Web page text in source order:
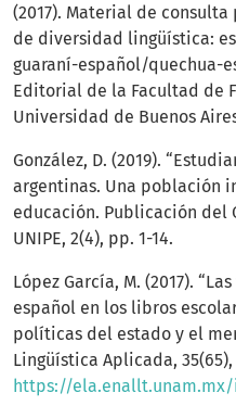
(2017). Material de
de diversidad lingüística:
guaraní-español/quechua-
Editorial de la Facultad de
Universidad de Buenos
González, D. (2019).
argentinas. Una población
educación. Publicación del
UNIPE, 2(4), pp. 1-14.
López García, M. (2017).
español en los libros
políticas del estado y el
Lingüística Aplicada, 35(65),
https://ela.enallt.unam.mx/